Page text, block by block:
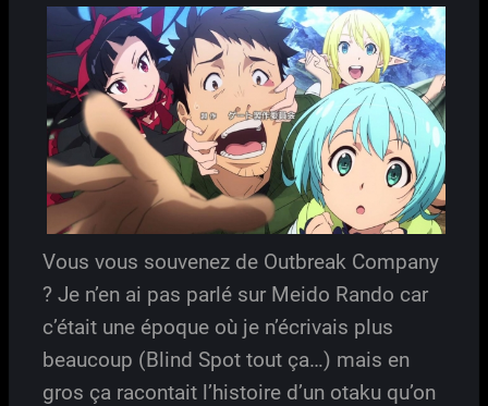
Vous vous souvenez de Outbreak Company
? Je n’en ai pas parlé sur Meido Rando car
c’était une époque où je n’écrivais plus
beaucoup (Blind Spot tout ça…) mais en
gros ça racontait l’histoire d’un otaku qu’on